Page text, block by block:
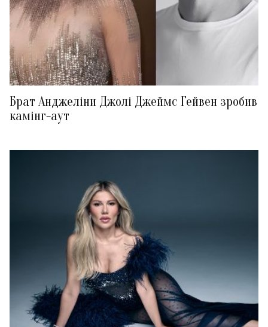
Брат Анджеліни Джолі Джеймс Гейвен зробив
камінг-аут